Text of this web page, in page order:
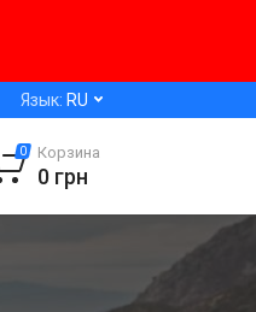
Язык: RU
0 Корзина
0 грн